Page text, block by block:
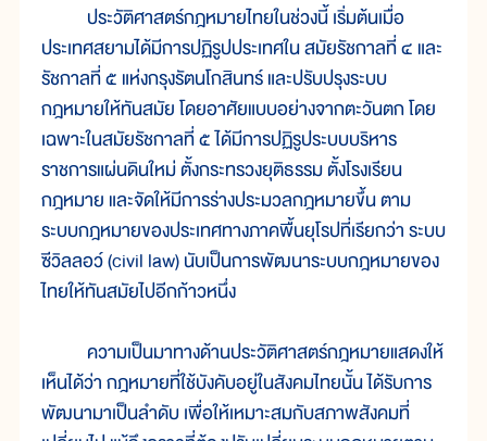
ประวัติศาสตร์กฎหมายไทยในช่วงนี้ เริ่มต้นเมื่อ
ประเทศสยามได้มีการปฏิรูปประเทศใน สมัยรัชกาลที่ ๔ และ
รัชกาลที่ ๕ แห่งกรุงรัตนโกสินทร์ และปรับปรุงระบบ
กฎหมายให้ทันสมัย โดยอาศัยแบบอย่างจากตะวันตก โดย
เฉพาะในสมัยรัชกาลที่ ๕ ได้มีการปฏิรูประบบบริหาร
ราชการแผ่นดินใหม่ ตั้งกระทรวงยุติธรรม ตั้งโรงเรียน
กฎหมาย และจัดให้มีการร่างประมวลกฎหมายขึ้น ตาม
ระบบกฎหมายของประเทศทางภาคพื้นยุโรปที่เรียกว่า ระบบ
ซีวิลลอว์ (civil law) นับเป็นการพัฒนาระบบกฎหมายของ
ไทยให้ทันสมัยไปอีกก้าวหนึ่ง
ความเป็นมาทางด้านประวัติศาสตร์กฎหมายแสดงให้
เห็นได้ว่า กฎหมายที่ใช้บังคับอยู่ในสังคมไทยนั้น ได้รับการ
พัฒนามาเป็นลำดับ เพื่อให้เหมาะสมกับสภาพสังคมที่